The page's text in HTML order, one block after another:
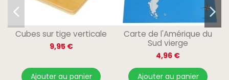
Cubes sur tige verticale
9,95 €
Ajouter au panier
Carte de l'Amérique du
Sud vierge
4,96 €
Ajouter au panier